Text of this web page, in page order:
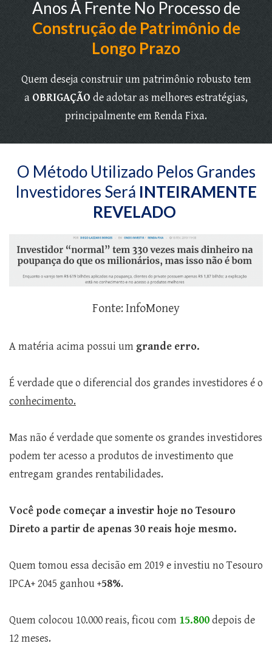
Anos À Frente No Processo de
Construção de Patrimônio de
Longo Prazo
Quem deseja construir um patrimônio robusto tem
a OBRIGAÇÃO de adotar as melhores estratégias,
principalmente em Renda Fixa.
O Método Utilizado Pelos Grandes
Investidores Será INTEIRAMENTE
REVELADO
Fonte: InfoMoney
A matéria acima possui um grande erro.
É verdade que o diferencial dos grandes investidores é o
conhecimento.
Mas não é verdade que somente os grandes investidores
podem ter acesso a produtos de investimento que
entregam grandes rentabilidades.
Você pode começar a investir hoje no Tesouro
Direto a partir de apenas 30 reais hoje mesmo.
Quem tomou essa decisão em 2019 e investiu no Tesouro
IPCA+ 2045 ganhou+58%.
Quem colocou 10.000 reais, ficou com 15.800depois de
12 meses.